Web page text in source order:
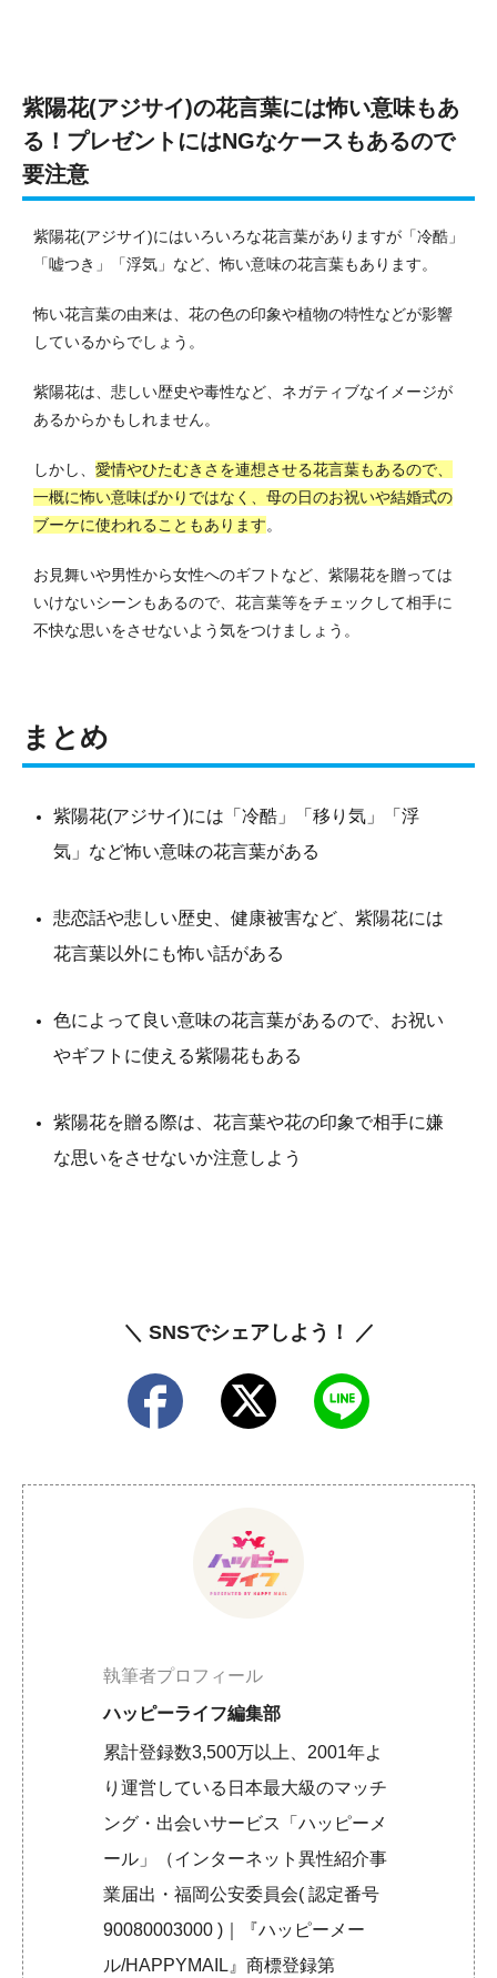
紫陽花(アジサイ)の花言葉には怖い意味もあ
る！プレゼントにはNGなケースもあるので
要注意
紫陽花(アジサイ)にはいろいろな花言葉がありますが「冷酷」
「嘘つき」「浮気」など、怖い意味の花言葉もあります。
怖い花言葉の由来は、花の色の印象や植物の特性などが影響
しているからでしょう。
紫陽花は、悲しい歴史や毒性など、ネガティブなイメージが
あるからかもしれません。
しかし、 愛情やひたむきさを連想させる花言葉もあるので、
一概に怖い意味ばかりではなく、母の日のお祝いや結婚式の
ブーケに使われることもあります。
お見舞いや男性から女性へのギフトなど、紫陽花を贈っては
いけないシーンもあるので、花言葉等をチェックして相手に
不快な思いをさせないよう気をつけましょう。
まとめ
紫陽花(アジサイ)には「冷酷」「移り気」「浮
気」など怖い意味の花言葉がある
悲恋話や悲しい歴史、健康被害など、紫陽花には
花言葉以外にも怖い話がある
色によって良い意味の花言葉があるので、お祝い
やギフトに使える紫陽花もある
紫陽花を贈る際は、花言葉や花の印象で相手に嫌
な思いをさせないか注意しよう
＼ SNSでシェアしよう！ ／
執筆者プロフィール
ハッピーライフ編集部
累計登録数3,500万以上、2001年よ
り運営している日本最大級のマッチ
ング・出会いサービス「ハッピーメ
ール」（インターネット異性紹介事
業届出・福岡公安委員会( 認定番号
90080003000 )｜『ハッピーメー
ル/HAPPYMAIL』商標登録第